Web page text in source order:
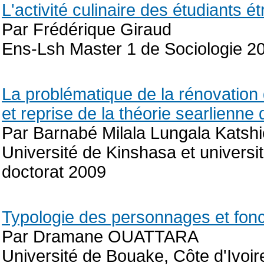
L'activité culinaire des étudiants
Par Frédérique Giraud
Ens-Lsh Master 1 de Sociologie
La problématique de la
et reprise de la théorie searlienne
Par Barnabé Milala Lungala
Université de Kinshasa et
doctorat 2009
Typologie des personnages et
Par Dramane OUATTARA
Université de Bouake, Côte